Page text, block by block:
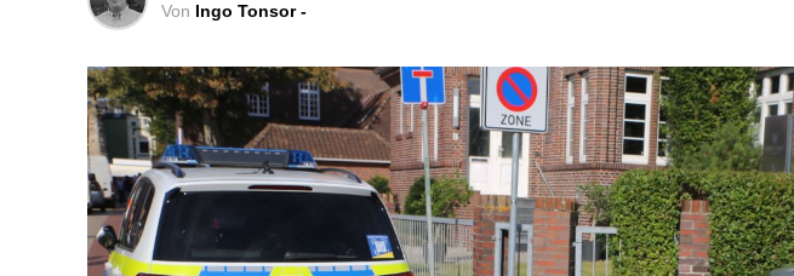
Von Ingo Tonsor -